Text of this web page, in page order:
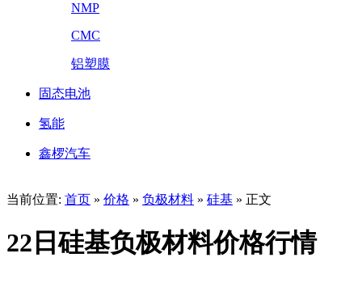
NMP
CMC
铝塑膜
固态电池
氢能
鑫椤汽车
当前位置: 首页 » 价格 » 负极材料 » 硅基 » 正文
22日硅基负极材料价格行情